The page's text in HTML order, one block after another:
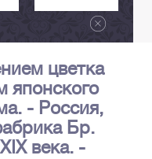
цветка
японского
- Россия,
Бр.
века. -